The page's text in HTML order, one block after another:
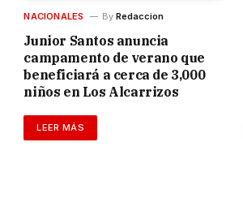
NACIONALES By Redaccion
Junior Santos anuncia
campamento de verano que
beneficiará a cerca de 3,000
niños en Los Alcarrizos
LEER MÁS